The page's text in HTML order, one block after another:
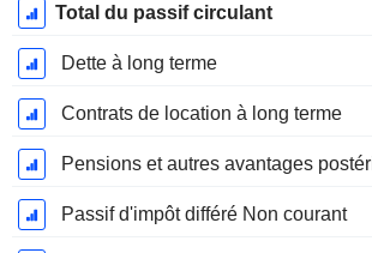
Total du passif circulant
Dette à long terme
Contrats de location à long terme
Passif d'impôt différé Non courant